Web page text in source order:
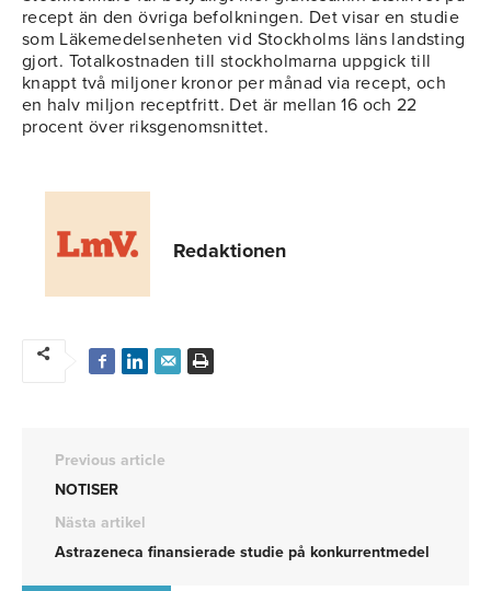
recept än den övriga befolkningen. Det visar en studie
som Läkemedelsenheten vid Stockholms läns landsting
gjort. Totalkostnaden till stockholmarna uppgick till
knappt två miljoner kronor per månad via recept, och
en halv miljon receptfritt. Det är mellan 16 och 22
procent över riksgenomsnittet.
Redaktionen
Previous article
NOTISER
Nästa artikel
Astrazeneca finansierade studie på konkurrentmedel